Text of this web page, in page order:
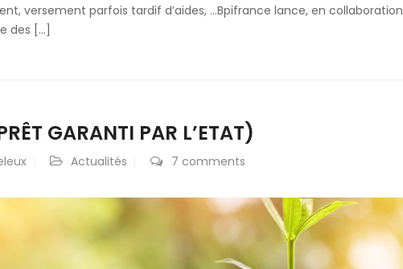
versement parfois tardif d’aides, …Bpifrance lance, en collaboration
des […]
GARANTI PAR L’ETAT)
Actualités 7 comments